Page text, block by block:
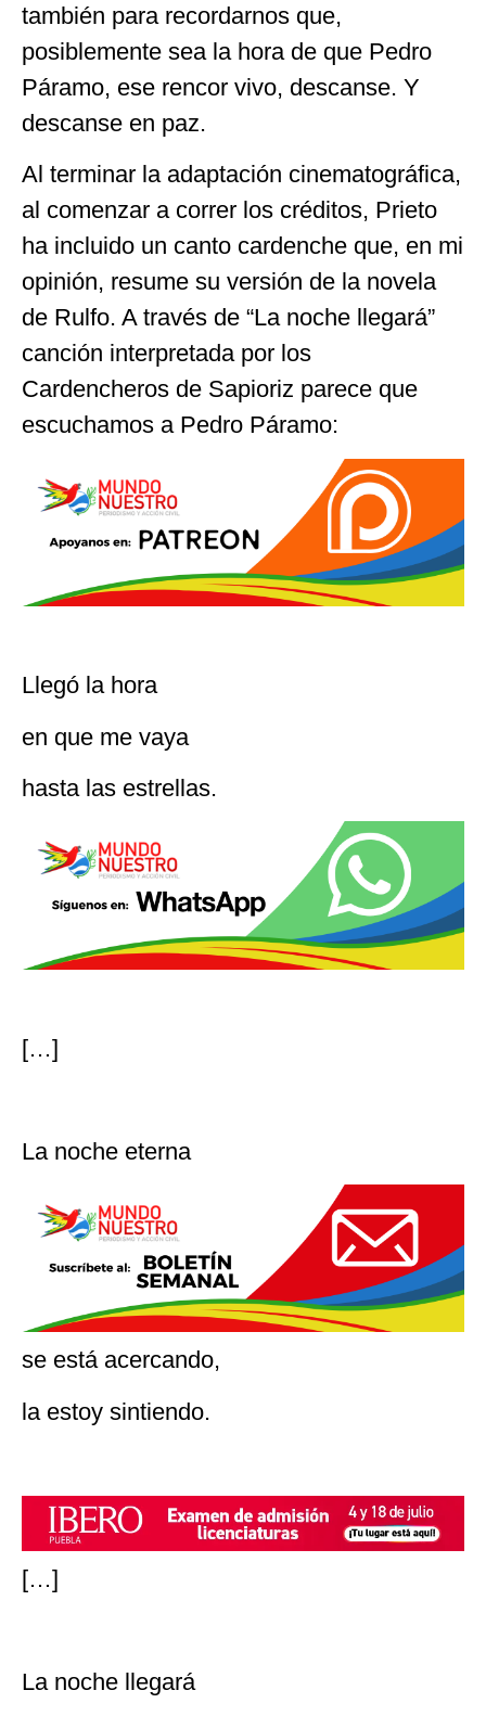
también para recordarnos que,
posiblemente sea la hora de que Pedro
Páramo, ese rencor vivo, descanse. Y
descanse en paz.
Al terminar la adaptación cinematográfica,
al comenzar a correr los créditos, Prieto
ha incluido un canto cardenche que, en mi
opinión, resume su versión de la novela
de Rulfo. A través de “La noche llegará”
canción interpretada por los
Cardencheros de Sapioriz parece que
escuchamos a Pedro Páramo:
Llegó la hora
en que me vaya
hasta las estrellas.
[…]
La noche eterna
se está acercando,
la estoy sintiendo.
[…]
La noche llegará